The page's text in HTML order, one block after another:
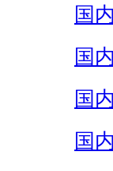
国
国
国
国